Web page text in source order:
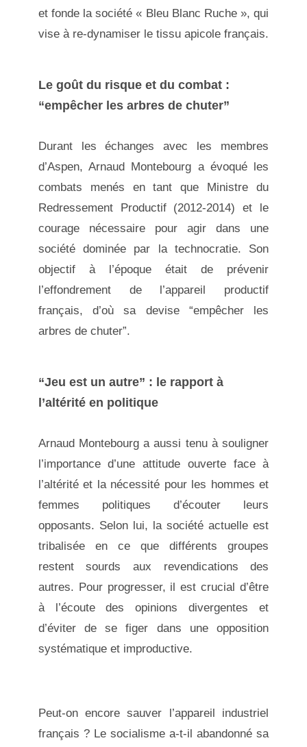
et fonde la société « Bleu Blanc Ruche », qui
vise à re-dynamiser le tissu apicole français.
Le goût du risque et du combat :
“empêcher les arbres de chuter”
Durant les échanges avec les membres
d’Aspen, Arnaud Montebourg a évoqué les
combats menés en tant que Ministre du
Redressement Productif (2012-2014) et le
courage nécessaire pour agir dans une
société dominée par la technocratie. Son
objectif à l’époque était de prévenir
l’effondrement de l’appareil productif
français, d’où sa devise “empêcher les
arbres de chuter”.
“Jeu est un autre” : le rapport à
l’altérité en politique
Arnaud Montebourg a aussi tenu à souligner
l’importance d’une attitude ouverte face à
l’altérité et la nécessité pour les hommes et
femmes politiques d’écouter leurs
opposants. Selon lui, la société actuelle est
tribalisée en ce que différents groupes
restent sourds aux revendications des
autres. Pour progresser, il est crucial d’être
à l’écoute des opinions divergentes et
d’éviter de se figer dans une opposition
systématique et improductive.
Peut-on encore sauver l’appareil industriel
français ? Le socialisme a-t-il abandonné sa